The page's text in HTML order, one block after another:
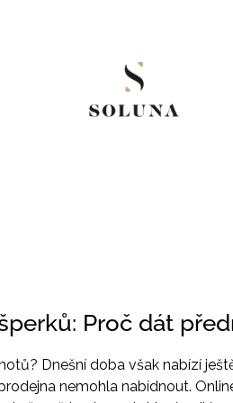
Proč dát
Dnešní doba však nabízí
nemohla nabídnout.
najít?